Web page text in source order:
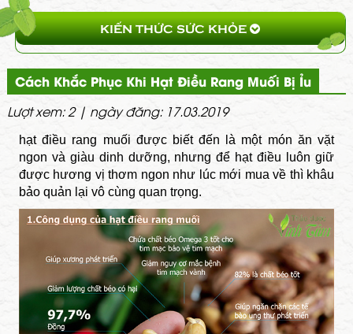
KIẾN THỨC SỨC KHỎE
Cách Khắc Phục Khi Hạt Điều Rang Muối Bị Ỉu
Lượt xem: 2 | ngày đăng: 17.03.2019
hạt điều rang muối được biết đến là một món ăn vặt
ngon và giàu dinh dưỡng, nhưng để hạt điều luôn giữ
được hương vị thơm ngon như lúc mới mua về thì khâu
bảo quản lại vô cùng quan trọng.